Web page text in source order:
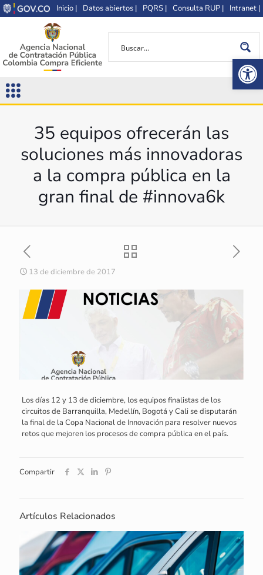
Inicio | Datos abiertos | PQRS | Consulta RUP | Intranet |
35 equipos ofrecerán las
soluciones más innovadoras
a la compra pública en la
gran final de #innova6k
13 de diciembre de 2017
Los días 12 y 13 de diciembre, los equipos finalistas de los
circuitos de Barranquilla, Medellín, Bogotá y Cali se disputarán
la final de la Copa Nacional de Innovación para resolver nuevos
retos que mejoren los procesos de compra pública en el país.
Compartir
Artículos Relacionados